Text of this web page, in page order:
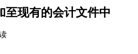
至现有的会计文件中